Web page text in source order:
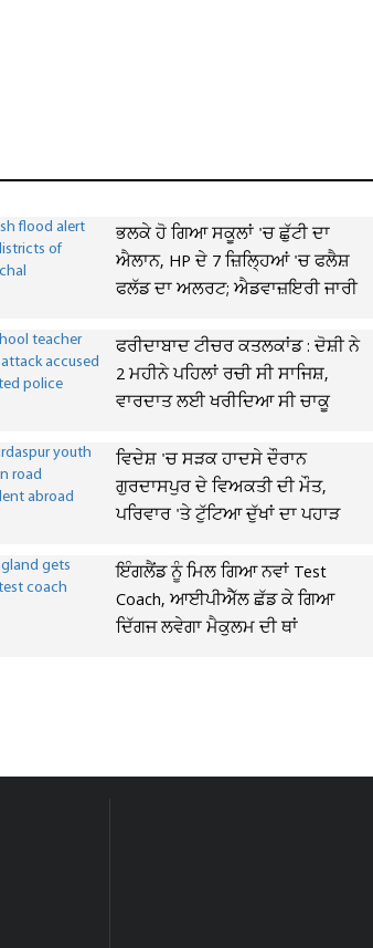
ਭਲਕੇ ਹੋ ਗਿਆ ਸਕੂਲਾਂ 'ਚ ਛੁੱਟੀ ਦਾ
ਐਲਾਨ, HP ਦੇ 7 ਜ਼ਿਲ੍ਹਿਆਂ 'ਚ ਫਲੈਸ਼
ਫਲੱਡ ਦਾ ਅਲਰਟ; ਐਡਵਾਜ਼ਇਰੀ ਜਾਰੀ
ਫਰੀਦਾਬਾਦ ਟੀਚਰ ਕਤਲਕਾਂਡ : ਦੋਸ਼ੀ ਨੇ
2 ਮਹੀਨੇ ਪਹਿਲਾਂ ਰਚੀ ਸੀ ਸਾਜਿਸ਼,
ਵਾਰਦਾਤ ਲਈ ਖਰੀਦਿਆ ਸੀ ਚਾਕੂ
ਵਿਦੇਸ਼ 'ਚ ਸੜਕ ਹਾਦਸੇ ਦੌਰਾਨ
ਗੁਰਦਾਸਪੁਰ ਦੇ ਵਿਅਕਤੀ ਦੀ ਮੌਤ,
ਪਰਿਵਾਰ 'ਤੇ ਟੁੱਟਿਆ ਦੁੱਖਾਂ ਦਾ ਪਹਾੜ
ਇੰਗਲੈਂਡ ਨੂੰ ਮਿਲ ਗਿਆ ਨਵਾਂ Test
Coach, ਆਈਪੀਐੱਲ ਛੱਡ ਕੇ ਗਿਆ
ਦਿੱਗਜ ਲਵੇਗਾ ਮੈਕੁਲਮ ਦੀ ਥਾਂ